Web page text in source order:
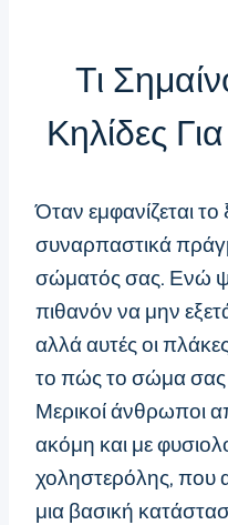
Τι
Κηλίδες
Όταν εμφανίζεται
συναρπαστικά
σώματός σας. Ενώ
πιθανόν να μην
αλλά αυτές οι
το πώς το σώμα σας
Μερικοί άνθρωποι
ακόμη και με
χοληστερόλης, που
μια βασική